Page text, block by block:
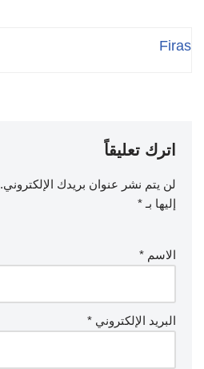
Firas
اترك تعليقاً
لن يتم نشر عنوان بريدك الإلكتروني.
إليها بـ *
الاسم *
البريد الإلكتروني *